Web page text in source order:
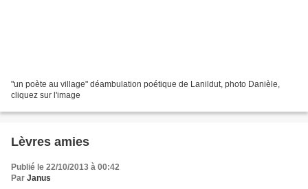
"un poète au village" déambulation poétique de Lanildut, photo Danièle,
cliquez sur l'image
Lèvres amies
Publié le 22/10/2013 à 00:42
Par Janus